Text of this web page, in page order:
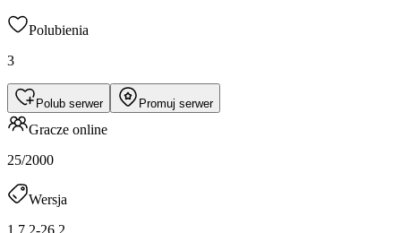
Polubienia
3
Polub serwer Promuj serwer
Gracze online
25/2000
Wersja
1.7.2-26.2